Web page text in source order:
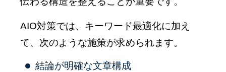
AIO対策では、キーワード最適化に加え
て、次のような施策が求められます。
結論が明確な文章構成